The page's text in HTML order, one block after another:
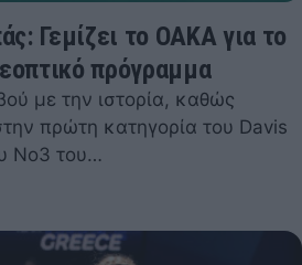
Γεμίζει το ΟΑΚΑ για το
πρόγραμμα
με την ιστορία, καθώς
πρώτη κατηγορία του Davis
Νο3 του…